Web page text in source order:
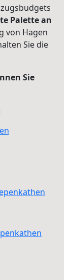
Palette an
von Hagen
Sie die
Sie